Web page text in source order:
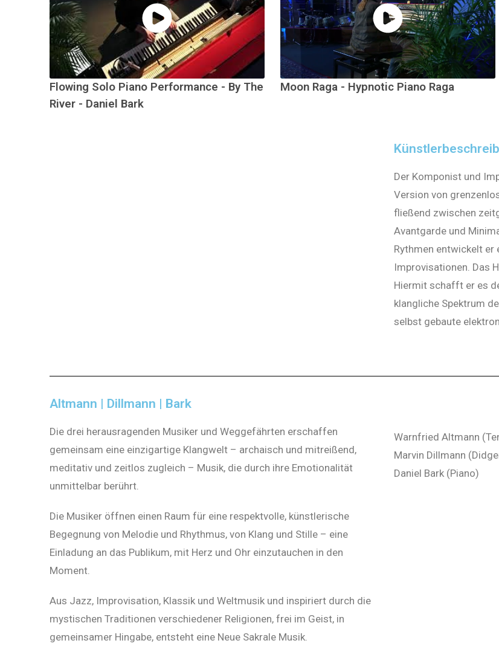
Flowing Solo Piano Performance - By The
River - Daniel Bark
Moon Raga - Hypnotic Piano Raga
Der Komponist und
Version von
fließend zwischen
Avantgarde und
Rythmen entwickelt er
Improvisationen. Das
Hiermit schafft er es
klangliche Spektrum
selbst gebaute
Altmann | Dillmann | Bark
Die drei herausragenden Musiker und Weggefährten erschaffen
gemeinsam eine einzigartige Klangwelt – archaisch und mitreißend,
meditativ und zeitlos zugleich – Musik, die durch ihre Emotionalität
unmittelbar berührt.
Die Musiker öffnen einen Raum für eine respektvolle, künstlerische
Begegnung von Melodie und Rhythmus, von Klang und Stille – eine
Einladung an das Publikum, mit Herz und Ohr einzutauchen in den
Moment.
Aus Jazz, Improvisation, Klassik und Weltmusik und inspiriert durch die
mystischen Traditionen verschiedener Religionen, frei im Geist, in
gemeinsamer Hingabe, entsteht eine Neue Sakrale Musik.
Warnfried Altmann
Marvin Dillmann
Daniel Bark (Piano)